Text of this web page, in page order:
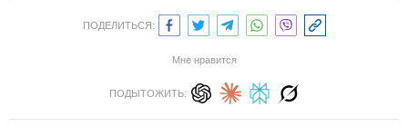
ПОДЕЛИТЬСЯ:
Мне нравится
ПОДЫТОЖИТЬ: